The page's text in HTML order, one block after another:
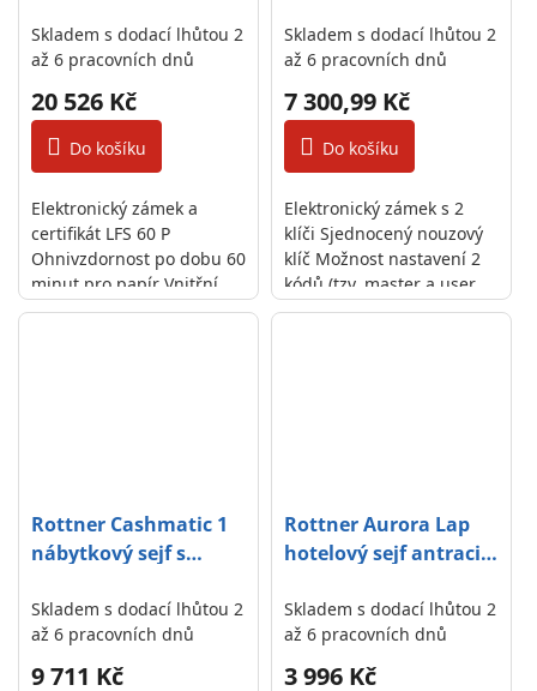
antracit
Skladem s dodací lhůtou 2
až 6 pracovních dnů
20 526 Kč
Do košíku
Elektronický zámek a
certifikát LFS 60 P
Ohnivzdornost po dobu 60
minut pro papír Vnitřní
schránka Polička uvnitř
černý SU
Skladem s dodací lhůtou 2
až 6 pracovních dnů
7 300,99 Kč
Do košíku
Elektronický zámek s 2
klíči Sjednocený nouzový
klíč Možnost nastavení 2
kódů (tzv. master a user
kód) Napájení 4 x 1,5V
Rottner Cashmatic 1
nábytkový sejf s
mechanismem černý
Skladem s dodací lhůtou 2
až 6 pracovních dnů
9 711 Kč
Rottner Aurora Lap
hotelový sejf antracit
klíčem
Skladem s dodací lhůtou 2
až 6 pracovních dnů
3 996 Kč